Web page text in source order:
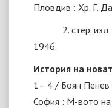
Пловдив : Хр. Г.
2. стер.
1946.
История на
1– 4 / Боян
София : М-вото на